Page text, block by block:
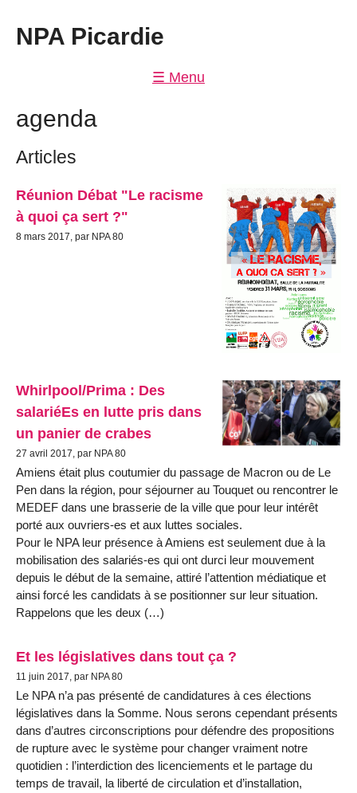
NPA Picardie
☰ Menu
Dans les boites
NPA
agenda
Articles
Réunion Débat "Le racisme
à quoi ça sert ?"
8 mars 2017, par NPA 80
Whirlpool/Prima : Des
salariéEs en lutte pris dans
un panier de crabes
27 avril 2017, par NPA 80
Amiens était plus coutumier du passage de Macron ou de Le
Pen dans la région, pour séjourner au Touquet ou rencontrer le
MEDEF dans une brasserie de la ville que pour leur intérêt
porté aux ouvriers-es et aux luttes sociales.
Pour le NPA leur présence à Amiens est seulement due à la
mobilisation des salariés-es qui ont durci leur mouvement
depuis le début de la semaine, attiré l’attention médiatique et
ainsi forcé les candidats à se positionner sur leur situation.
Rappelons que les deux (…)
Et les législatives dans tout ça ?
11 juin 2017, par NPA 80
Le NPA n’a pas présenté de candidatures à ces élections
législatives dans la Somme. Nous serons cependant présents
dans d’autres circonscriptions pour défendre des propositions
de rupture avec le système pour changer vraiment notre
quotidien : l’interdiction des licenciements et le partage du
temps de travail, la liberté de circulation et d’installation,